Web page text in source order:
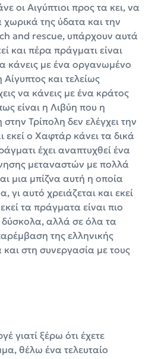
οι Αιγύπτιοι προς τα κει, να
χωρικά της ύδατα και την
and rescue, υπάρχουν αυτά
και πέρα πράγματι είναι
κάνεις με ένα οργανωμένο
και τελείως
να κάνεις με ένα κράτος
είναι η Λιβύη που η
Τρίπολη δεν ελέγχει την
εκεί ο Χαφτάρ κάνει τα δικά
έχει αναπτυχθεί ένα
μεταναστών με πολλά
μια μπίζνα αυτή η οποία
γι αυτό χρειάζεται και εκεί
τα πράγματα είναι πιο
δύσκολα, αλλά σε όλα τα
της ελληνικής
στη συνεργασία με τους
γιατί ξέρω ότι έχετε
θέλω ένα τελευταίο